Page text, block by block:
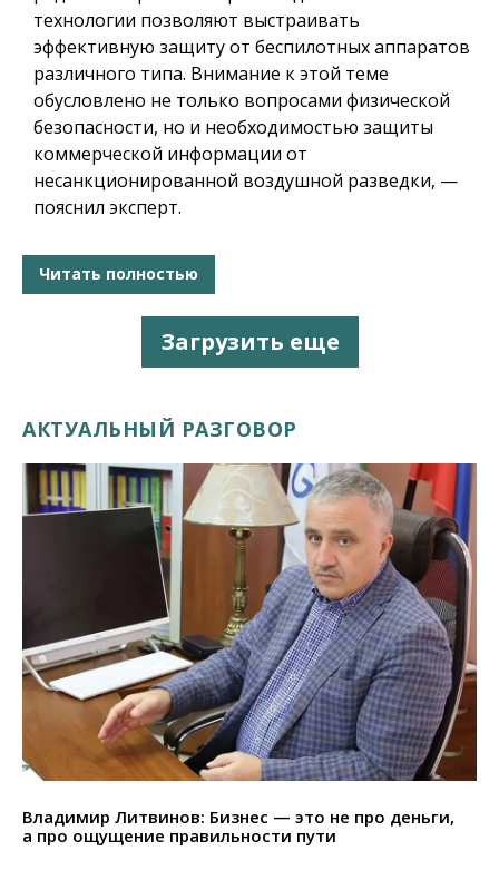
технологии позволяют выстраивать
эффективную защиту от беспилотных аппаратов
различного типа. Внимание к этой теме
обусловлено не только вопросами физической
безопасности, но и необходимостью защиты
коммерческой информации от
несанкционированной воздушной разведки, —
пояснил эксперт.
Читать полностью
Загрузить еще
АКТУАЛЬНЫЙ РАЗГОВОР
Владимир Литвинов: Бизнес — это не про деньги,
а про ощущение правильности пути